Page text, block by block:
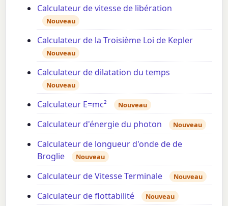
Calculateur de vitesse de libération
Nouveau
Calculateur de la Troisième Loi de Kepler
Nouveau
Calculateur de dilatation du temps
Nouveau
Calculateur E=mc² Nouveau
Calculateur d'énergie du photon Nouveau
Calculateur de longueur d'onde de de
Broglie
Nouveau
Calculateur de Vitesse Terminale Nouveau
Calculateur de flottabilité Nouveau